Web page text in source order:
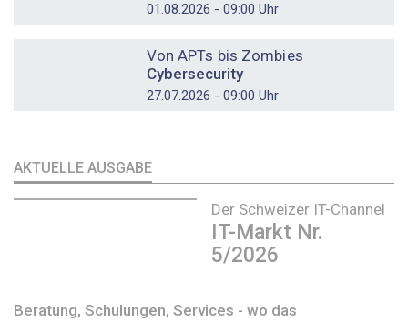
01.08.2026 - 09:00 Uhr
Von APTs bis Zombies
Cybersecurity
27.07.2026 - 09:00 Uhr
AKTUELLE AUSGABE
Der Schweizer IT-Channel
IT-Markt Nr.
5/2026
Beratung, Schulungen, Services - wo das